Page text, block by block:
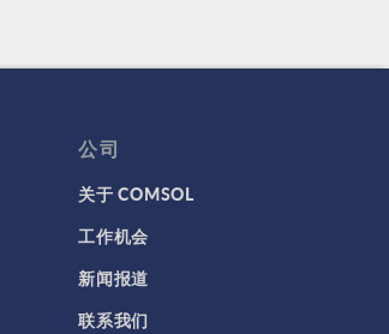
公司
关于 COMSOL
工作机会
新闻报道
联系我们